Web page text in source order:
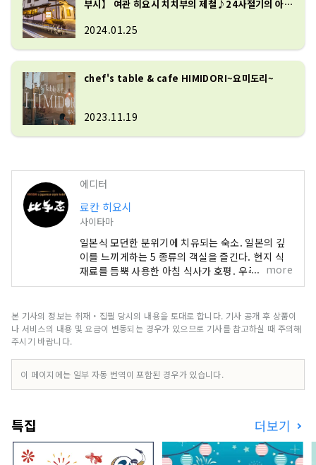
부시】 여관 히요시 치치부의 제철♪24사절기의 아사
2024.01.25
chef's table & cafe HIMIDORI~요미도리~
2023.11.19
에디터
료칸 히요시
사이타마
일본식 모던한 분위기에 치유되는 숙소. 일본의 깊
이를 느끼게하는 5 종류의 객실을 즐긴다. 현지 식
재료를 듬뿍 사용한 아침 식사가 호평. 우주선 안과
같은 미래형 파우더 룸. 자연을 느끼면서 즐기는 전
지는 공간. 조용하면서도 화려하고 존재감있는 "야
초"가 물들인다. 세이부 치치부역 도보 8분. 묵고 아
more
본 기사의 정보는 취재・집필 당시의 내용을 토대로 합니다. 기사 공개 후 상품이
나 서비스의 내용 및 요금이 변동되는 경우가 있으므로 기사를 참고하실 때 주의해
주시기 바랍니다.
이 페이지에는 일부 자동 번역이 포함된 경우가 있습니다.
특집 더보기